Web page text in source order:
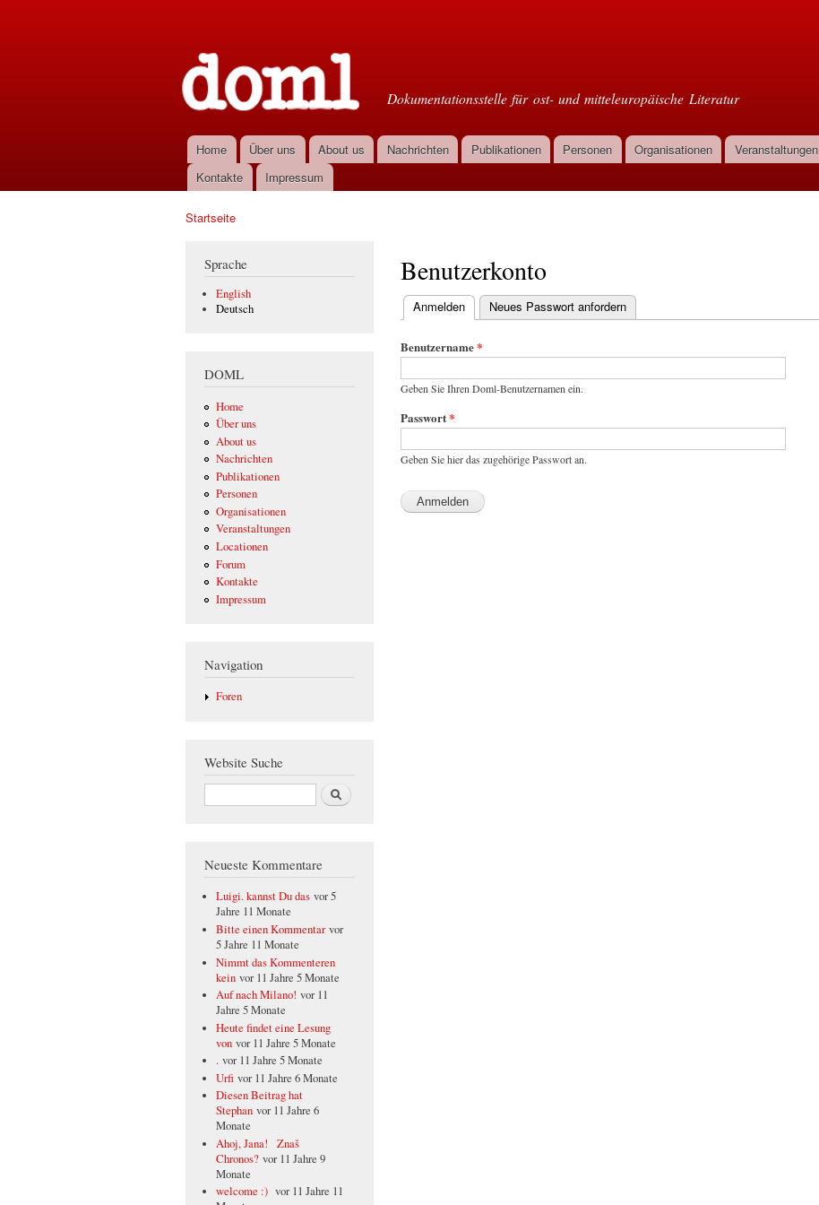
Dokumentationsstelle für ost- und mitteleuropäische Literatur
Hauptmenü
Home Über uns About us Nachrichten Publikationen Personen Organisationen Veranstaltungen
Kontakte
Impressum
Startseite
Sprache
English
Deutsch
DOML
Home
Über uns
About us
Nachrichten
Publikationen
Personen
Organisationen
Veranstaltungen
Locationen
Forum
Kontakte
Impressum
Navigation
Foren
Website Suche
Suche
Neueste Kommentare
Luigi. kannst Du das vor 5
Jahre 11 Monate
Bitte einen Kommentar vor
5 Jahre 11 Monate
Nimmt das Kommenteren
kein vor 11 Jahre 5 Monate
Auf nach Milano! vor 11
Jahre 5 Monate
Heute findet eine Lesung
von vor 11 Jahre 5 Monate
. vor 11 Jahre 5 Monate
Urfi vor 11 Jahre 6 Monate
Diesen Beitrag hat
Stephan vor 11 Jahre 6
Monate
Ahoj, Jana! Znaš
Chronos? vor 11 Jahre 9
Monate
welcome :) vor 11 Jahre 11
Benutzerkonto
Haupt-Reiter
Anmelden (aktiver Reiter)
Neues Passwort anfordern
Benutzername*
Geben Sie Ihren Doml-Benutzernamen ein.
Passwort*
Geben Sie hier das zugehörige Passwort an.